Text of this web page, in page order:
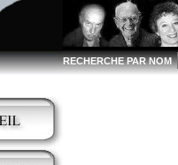
RECHERCHE PAR NOM